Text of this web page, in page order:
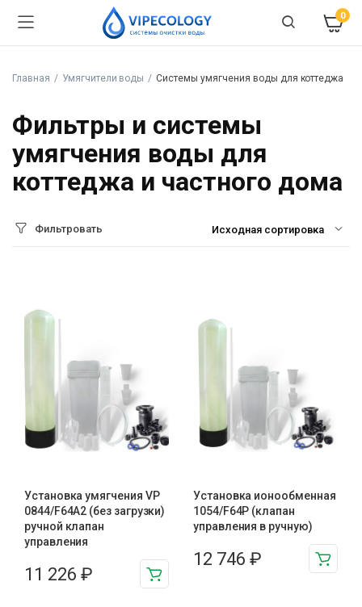
0
Главная Умягчители воды Системы умягчения воды для коттеджа
Фильтры и системы
умягчения воды для
коттеджа и частного дома
Фильтровать
Установка умягчения VP
0844/F64A2 (без загрузки)
ручной клапан
управления
11 226 ₽
Установка ионообменная
1054/F64P (клапан
управления в ручную)
12 746 ₽